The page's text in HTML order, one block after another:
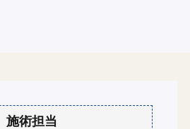
施術担当